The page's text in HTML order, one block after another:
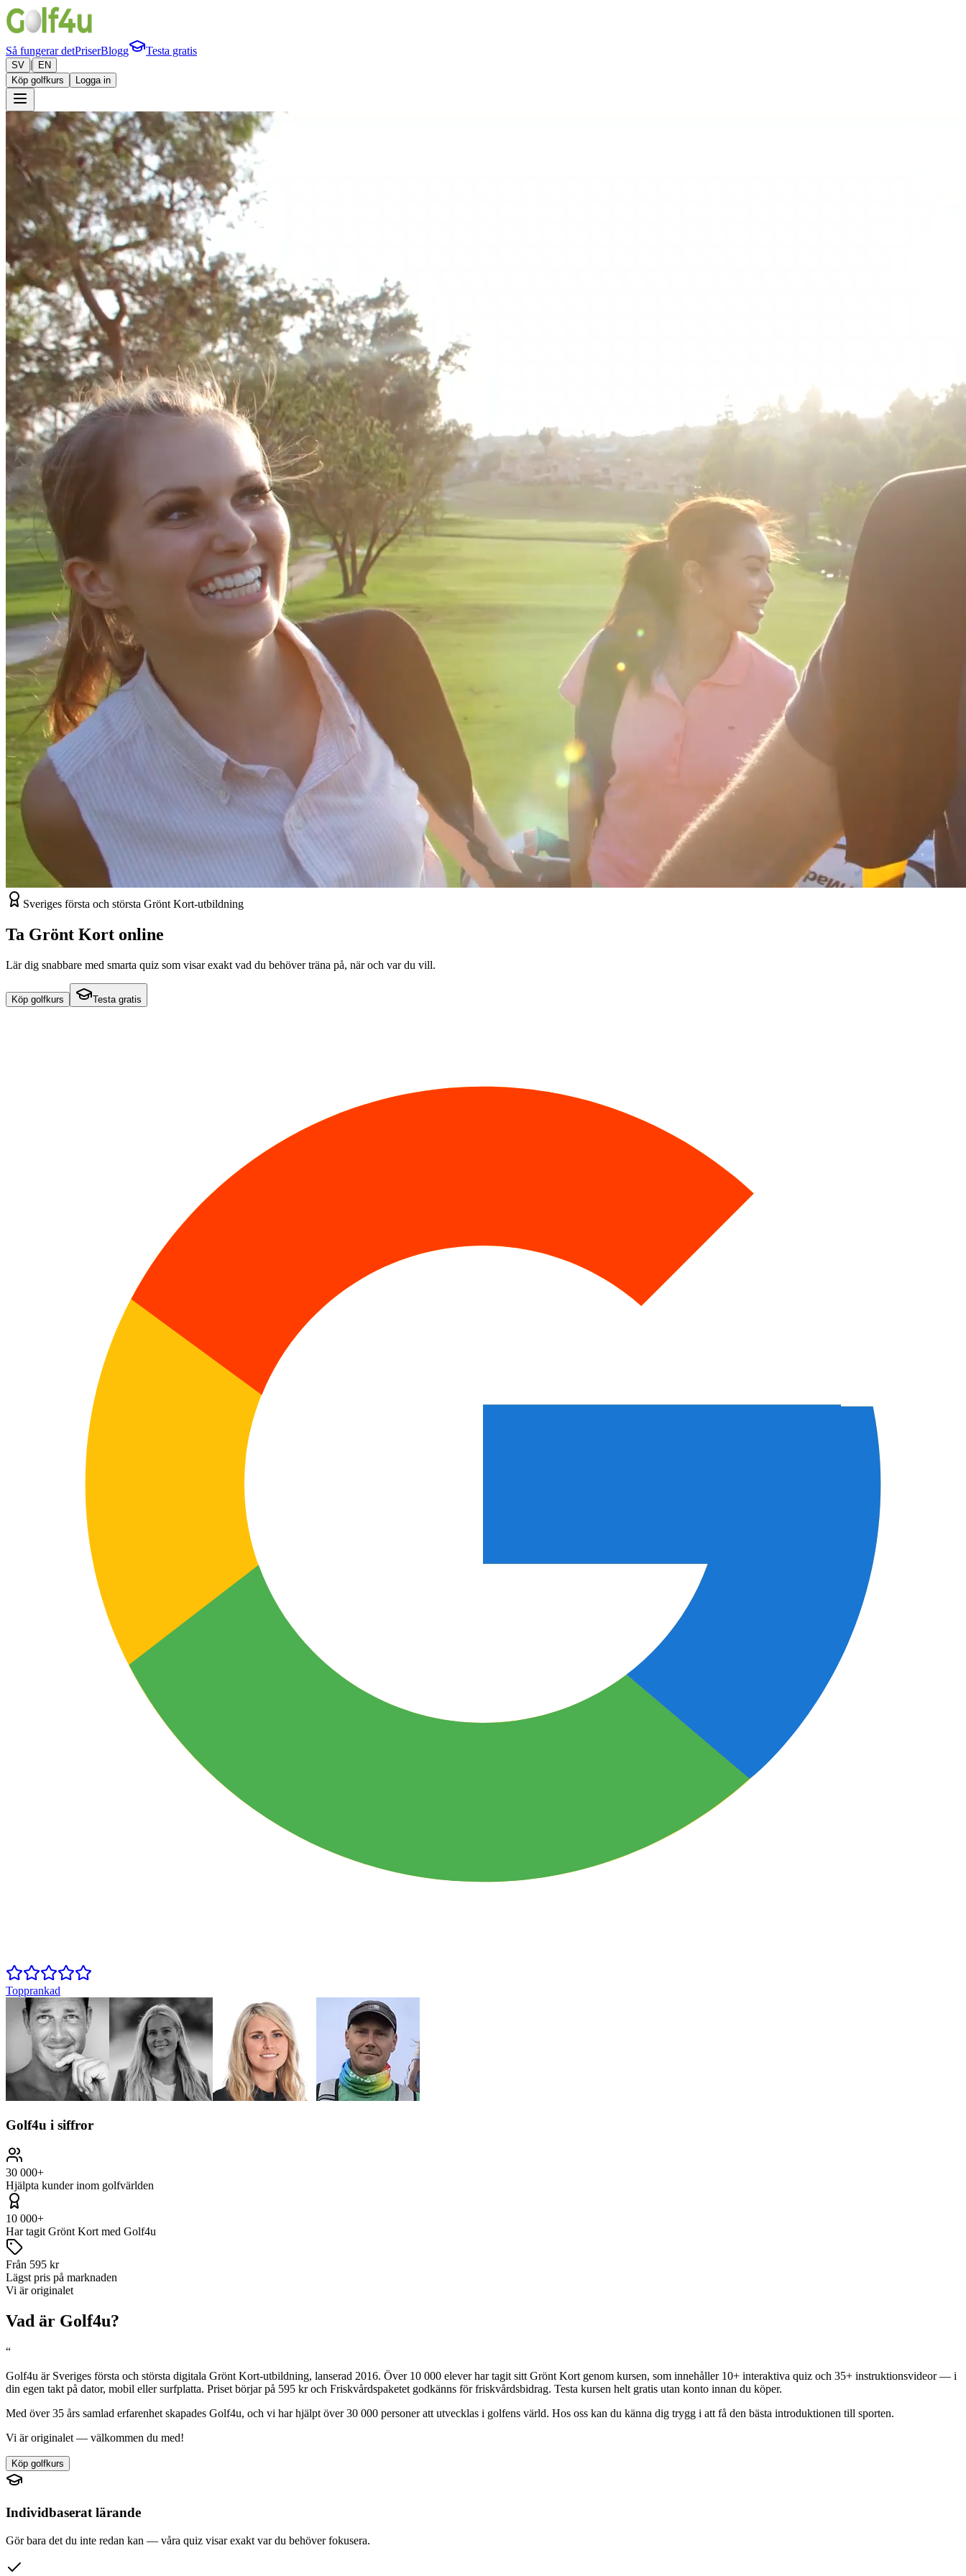
Så fungerar detPriserBlogg Testa gratis
SV |
EN
Köp golfkurs
Logga in
Sveriges första och största Grönt Kort-utbildning
Ta Grönt Kort online
Lär dig snabbare med smarta quiz som visar exakt vad du behöver träna på, när och var du vill.
Köp golfkurs Testa gratis
Topprankad
Golf4u i siffror
30 000+
Hjälpta kunder inom golfvärlden
10 000+
Har tagit Grönt Kort med Golf4u
Från 595 kr
Lägst pris på marknaden
Vi är originalet
Vad är Golf4u?
“
Golf4u är Sveriges första och största digitala Grönt Kort-utbildning, lanserad 2016. Över 10 000 elever har tagit sitt Grönt Kort genom kursen, som innehåller 10+ interaktiva quiz och 35+ instruktionsvideor — i
din egen takt på dator, mobil eller surfplatta. Priset börjar på 595 kr och Friskvårdspaketet godkänns för friskvårdsbidrag. Testa kursen helt gratis utan konto innan du köper.
Med över 35 års samlad erfarenhet skapades Golf4u, och vi har hjälpt över 30 000 personer att utvecklas i golfens värld. Hos oss kan du känna dig trygg i att få den bästa introduktionen till sporten.
Vi är originalet — välkommen du med!
Köp golfkurs
Individbaserat lärande
Gör bara det du inte redan kan — våra quiz visar exakt var du behöver fokusera.